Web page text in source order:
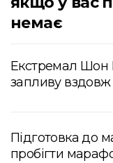
немає
Екстремал Шон
запливу вздовж
Підготовка до
пробігти